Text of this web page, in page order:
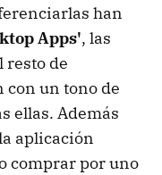
han
Apps', las
resto de
con un tono de
ellas. Además
aplicación
comprar por uno